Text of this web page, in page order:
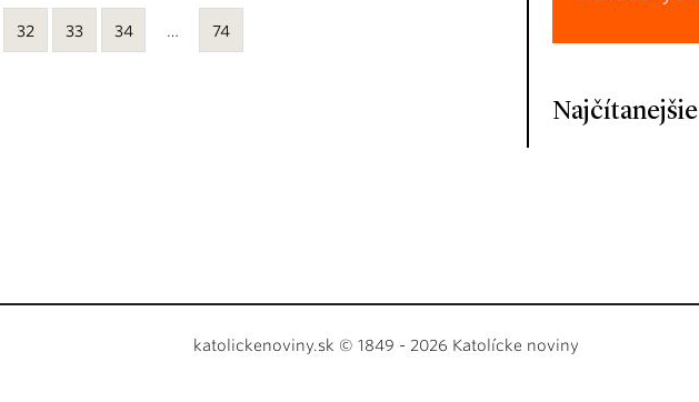
32 33 34 … 74
Najčítanejšie
katolickenoviny.sk © 1849 - 2026 Katolícke noviny